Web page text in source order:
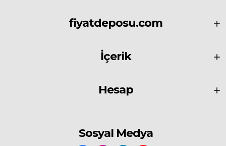
fiyatdeposu.com
İçerik
Hesap
Sosyal Medya